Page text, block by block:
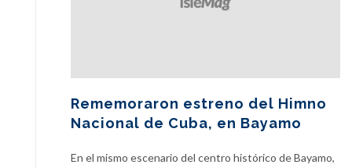
Rememoraron estreno del Himno
Nacional de Cuba, en Bayamo
En el mismo escenario del centro histórico de Bayamo,